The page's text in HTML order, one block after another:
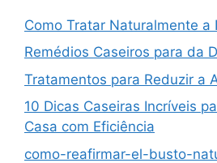
Como Tratar Naturalmente a
Remédios Caseiros para da
Tratamentos para Reduzir a
10 Dicas Caseiras Incríveis
Casa com Eficiência
como-reafirmar-el-busto-